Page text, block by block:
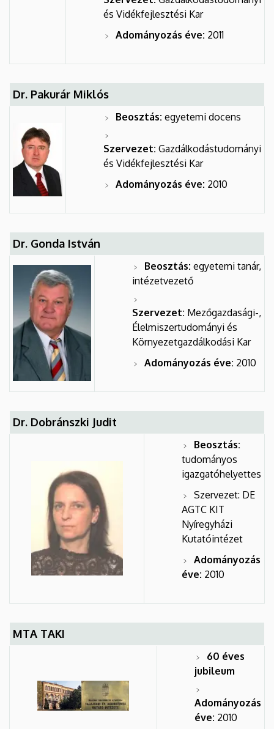
és Vidékfejlesztési Kar
Adományozás éve: 2011
Dr. Pakurár Miklós
Beosztás: egyetemi docens
Szervezet: Gazdálkodástudományi
és Vidékfejlesztési Kar
Adományozás éve: 2010
Dr. Gonda István
Beosztás: egyetemi tanár,
intézetvezető
Szervezet: Mezőgazdasági-,
Élelmiszertudományi és
Környezetgazdálkodási Kar
Adományozás éve: 2010
Dr. Dobránszki Judit
Beosztás:
tudományos
igazgatóhelyettes
Szervezet: DE
AGTC KIT
Nyíregyházi
Kutatóintézet
Adományozás
éve: 2010
MTA TAKI
60 éves
jubileum
Adományozás
éve: 2010